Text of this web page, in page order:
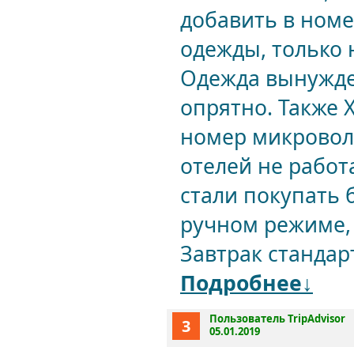
добавить в
одежды, только
Одежда
опрятно. Также
номер
отелей не
стали покупать
ручном режиме,
Завтрак
Подробнее↓
3
Пользователь TripAdvisor
05.01.2019